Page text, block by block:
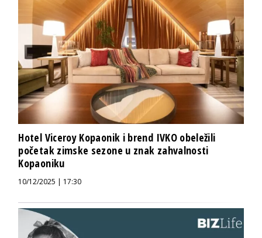
Hotel Viceroy Kopaonik i brend IVKO obeležili
početak zimske sezone u znak zahvalnosti
Kopaoniku
10/12/2025 | 17:30